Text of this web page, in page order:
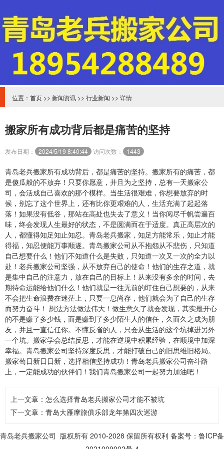
位置： 首页 >> 新闻资讯 >> 行业新闻 >> 详情
搬家所有成功背后都是痛苦的坚持
发布日期： 2024/5/19 8:40:44 访问次数： 1443
青岛老兵搬家所有成功背后，都是痛苦的坚持。搬家所有的痛苦，都
是傻瓜般的不放弃！只要你愿意，并且为之坚持，总有一天搬家公
司，会活成自己喜欢的那个模样。当生活很艰难，你想要放弃的时
候，别忘了这个世界上，还有比你更艰难的人，生活充满了起起落
落！如果没有低谷，那站在高处也失去了意义！当你阅尽千帆尝遍百
味，终会发现人生最好的状态，不是圆满而在于适度。真正高层次的
人，都懂得知足知止知忍。青岛老兵搬家，知足方能常乐，知止才能
得福，知忍便能万事顺遂。青岛搬家公司从不抱怨从不悲伤，只知道
自己想要什么！他们不知道什么是失败，只知道一次又一次的全力以
赴！老兵搬家公司坚强，从不放弃自己的使命！他们的生存之道，就
是集中自己的注意力，放在自己的目标上！从来没有多余的时间，去
期待命运能给他们什么！他们就是一往无前的盯住自己想要的，从来
不会把生命浪费在迷茫上，只要一息尚存，他们就会为了自己的生存
而努力奋斗！ 想法方法做法伟大！做生意久了就会发现，其实最开心
的不是赚了多少钱，而是赚到了多少陌生人的信任，久而久之成为朋
友，并且一直信任你。不懂反省的人，只会从生活的这个坑掉进另外
一个坑。搬家学会总结反思，才能在逆境中积累经验，在顺境中加深
幸福。青岛搬家公司坚持深度反思，才能打破自己的旧思维旧格局。
搬家苟日新日日新，选择相信坚持成功！青岛老兵搬家公司奋斗路
上，一定能成功的伙伴们！我们青岛搬家公司一起努力加油吧！
上一文章： 怎么选择青岛老兵搬家公司才能不被坑
下一文章： 青岛大雁摩旅俱乐部龙年第四次巡游
青岛老兵搬家公司 版权所有 2010-2028 保留所有权利 备案号 ：鲁ICP备